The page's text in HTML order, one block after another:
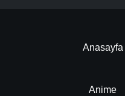
Anasayfa
Anime